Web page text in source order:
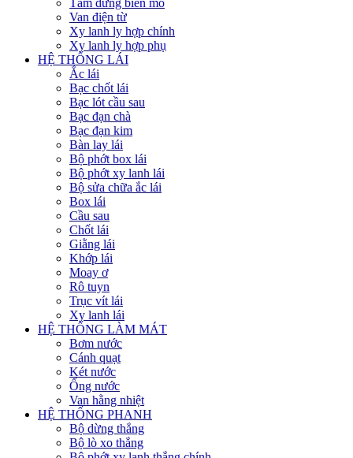
Tấm dừng biến mô
Van điện từ
Xy lanh ly hợp chính
Xy lanh ly hợp phụ
HỆ THỐNG LÁI
Ắc lái
Bạc chốt lái
Bạc lót cầu sau
Bạc đạn chà
Bạc đạn kim
Bàn lay lái
Bộ phớt box lái
Bộ phớt xy lanh lái
Bộ sửa chữa ắc lái
Box lái
Cầu sau
Chốt lái
Giằng lái
Khớp lái
Moay ơ
Rô tuyn
Trục vít lái
Xy lanh lái
HỆ THỐNG LÀM MÁT
Bơm nước
Cánh quạt
Két nước
Ống nước
Van hằng nhiệt
HỆ THỐNG PHANH
Bộ dừng thắng
Bộ lò xo thắng